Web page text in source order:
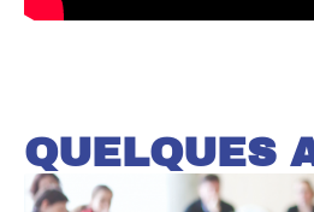
QUELQUES